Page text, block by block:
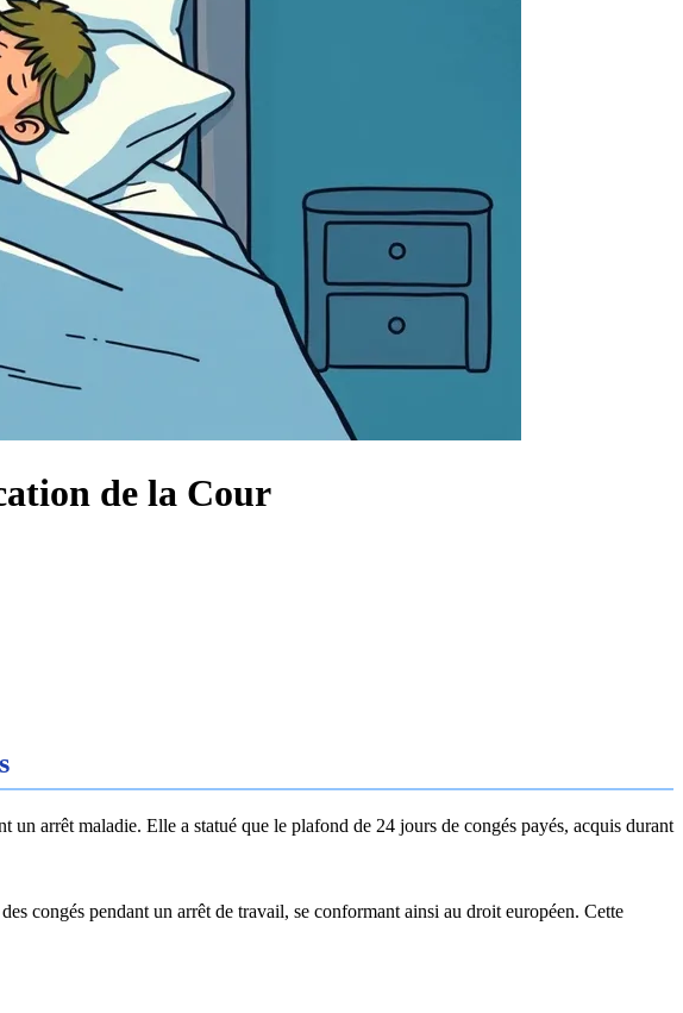
de la Cour
un arrêt maladie. Elle a statué que le plafond de 24 jours de congés payés, acquis durant
congés pendant un arrêt de travail, se conformant ainsi au droit européen. Cette